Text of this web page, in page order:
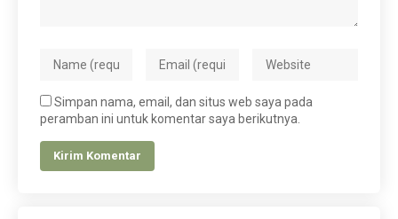
Simpan nama, email, dan situs web saya pada
peramban ini untuk komentar saya berikutnya.